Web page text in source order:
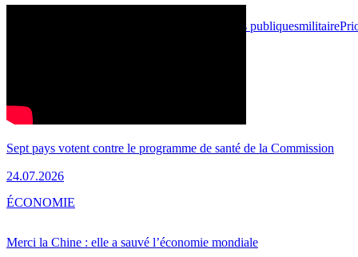
dépenses publiquesmilitaire
Sept pays votent contre le programme de santé de la Commission
24.07.2026
PRO
Merci la Chine : elle a sauvé l’économie mondiale
ÉCONOMIE